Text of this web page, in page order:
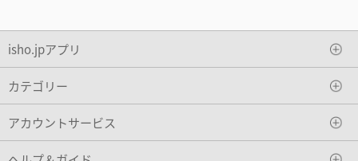
isho.jpアプリ
カテゴリー
アカウントサービス